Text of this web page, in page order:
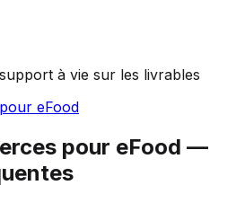
à vie sur les livrables
eFood
pour eFood —